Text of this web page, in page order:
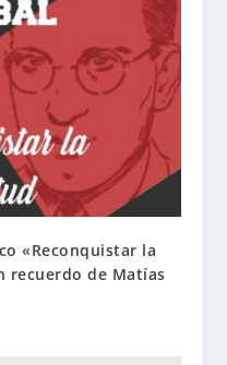
«Reconquistar la
recuerdo de Matías